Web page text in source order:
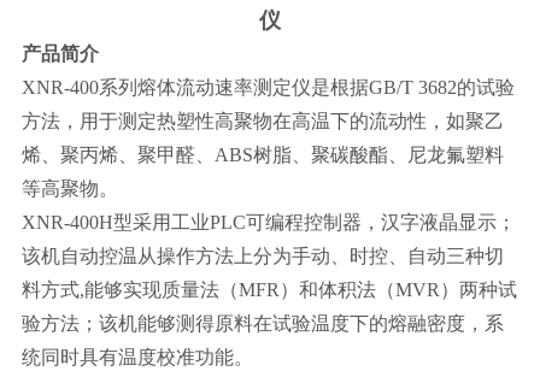
仪
产品简介
XNR-400系列熔体流动速率测定仪是根据GB/T 3682的试验
方法，用于测定热塑性高聚物在高温下的流动性，如聚乙
烯、聚丙烯、聚甲醛、 ABS树脂、聚碳酸酯、尼龙氟塑料
等高聚物。
XNR-400H型采用工业PLC可编程控制器，汉字液晶显示；
该机自动控温从操作方法上分为手动、时控、自动三种切
料方式,能够实现质量法（MFR ）和体积法（MVR ）两种试
验方法；该机能够测得原料在试验温度下的熔融密度，系
统同时具有温度校准功能。